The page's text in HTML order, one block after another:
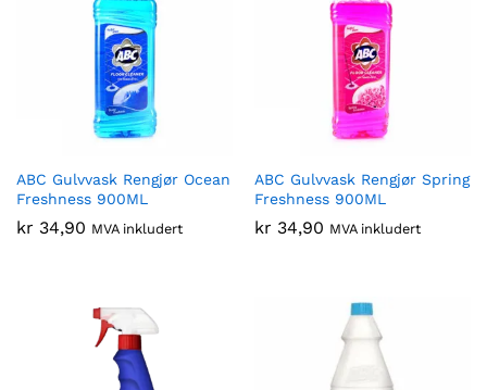
ABC Gulvvask Rengjør Ocean
Freshness 900ML
kr 34,90 MVA inkludert
ABC Gulvvask Rengjør Spring
Freshness 900ML
kr 34,90 MVA inkludert